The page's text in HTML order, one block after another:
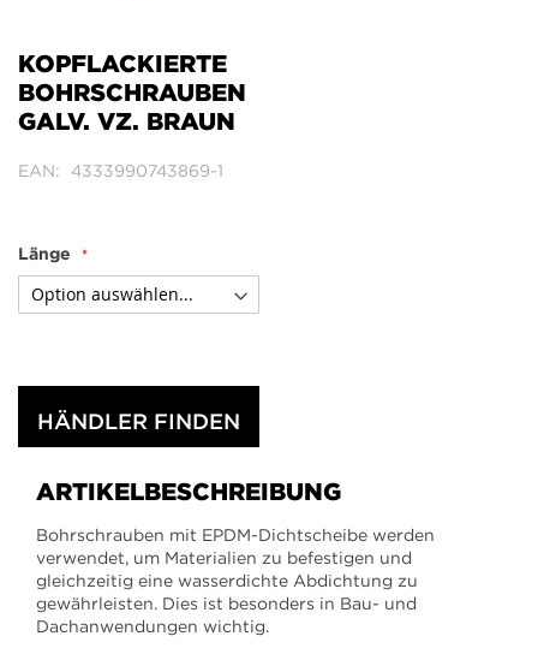
der
Bildergalerie
springen
KOPFLACKIERTE
BOHRSCHRAUBEN
GALV. VZ. BRAUN
EAN 4333990743869-1
Länge
HÄNDLER FINDEN
ARTIKELBESCHREIBUNG
Bohrschrauben mit EPDM-Dichtscheibe werden
verwendet, um Materialien zu befestigen und
gleichzeitig eine wasserdichte Abdichtung zu
gewährleisten. Dies ist besonders in Bau- und
Dachanwendungen wichtig.